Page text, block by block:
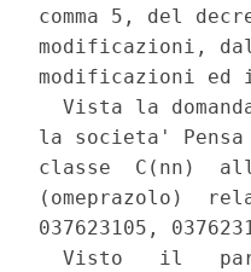
comma 5, del
modificazioni,
modificazioni ed
Vista la
la societa'
classe  C(nn)
(omeprazolo)
037623105,
Visto   il